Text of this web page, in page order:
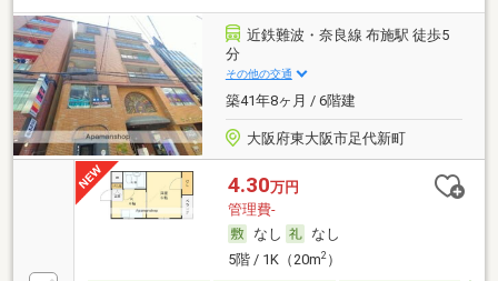
近鉄難波・奈良線 布施駅 徒歩5
分
その他の交通
築41年8ヶ月 / 6階建
大阪府東大阪市足代新町
4.30万円
管理費-
なし
なし
5階 / 1K（20m2）